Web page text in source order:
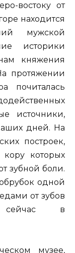
востоку от
находится
мужской
историки
княжения
протяжении
почиталась
источники,
дней. На
построек,
которых
зубной боли.
одной
от зубов
сейчас в
музее,